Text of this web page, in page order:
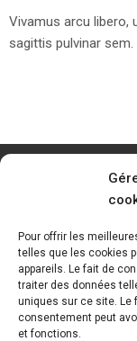
Pour offrir les
telles que les cookies
appareils. Le fait de
traiter des données
uniques sur ce site. Le
consentement peut
et fonctions.
Vivamus arcu libero,
sagittis pulvinar sem.